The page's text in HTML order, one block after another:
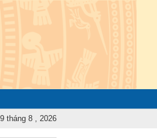
công tác kiểm tra, giám sát năm 2025
tháng 8 , 2026